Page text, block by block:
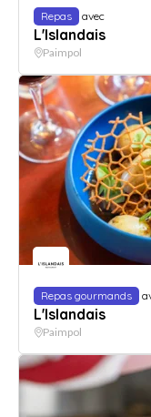
Repas avec
L'Islandais
Paimpol
Repas gourmands
L'Islandais
Paimpol